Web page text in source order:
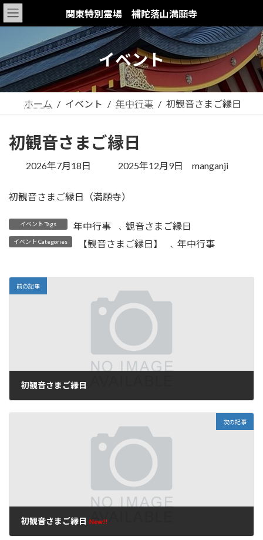
コ
ン
ツ
へ
ス
ナ
ビ
シ
ョ
ン
関東特別霊場 補陀落山満願寺
イベント
ホーム イベント 年中行事 初観音さまご縁日
初観音さまご縁日
2026年7月18日
最
更
日
:
2025年12月9日 manganji
初観音さまご縁日（満願寺）
イベント Tags 年中行事 、 観音さまご縁日
イベント Categories 【観音さまご縁日】 、 年中行事
前の記事
初観音さまご縁日
次の記事
初観音さまご縁日 New!!